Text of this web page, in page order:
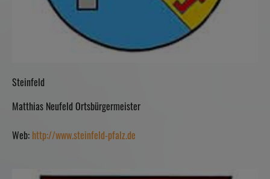
Steinfeld
Matthias Neufeld Ortsbürgermeister
Web: http://www.steinfeld-pfalz.de